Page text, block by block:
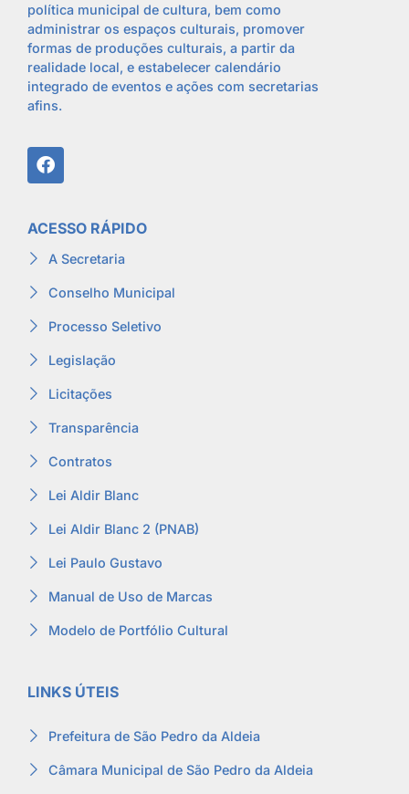
política municipal de cultura, bem como
administrar os espaços culturais, promover
formas de produções culturais, a partir da
realidade local, e estabelecer calendário
integrado de eventos e ações com secretarias
afins.
ACESSO RÁPIDO
A Secretaria
Conselho Municipal
Processo Seletivo
Legislação
Licitações
Transparência
Contratos
Lei Aldir Blanc
Lei Aldir Blanc 2 (PNAB)
Lei Paulo Gustavo
Manual de Uso de Marcas
Modelo de Portfólio Cultural
LINKS ÚTEIS
Prefeitura de São Pedro da Aldeia
Câmara Municipal de São Pedro da Aldeia